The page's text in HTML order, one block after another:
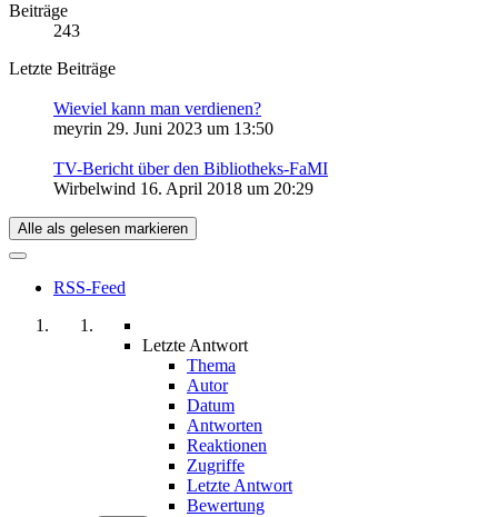
Beiträge
243
Letzte Beiträge
Wieviel kann man verdienen?
meyrin 29. Juni 2023 um 13:50
TV-Bericht über den Bibliotheks-FaMI
Wirbelwind 16. April 2018 um 20:29
Alle als gelesen markieren
RSS-Feed
Letzte Antwort
Thema
Autor
Datum
Antworten
Reaktionen
Zugriffe
Letzte Antwort
Bewertung